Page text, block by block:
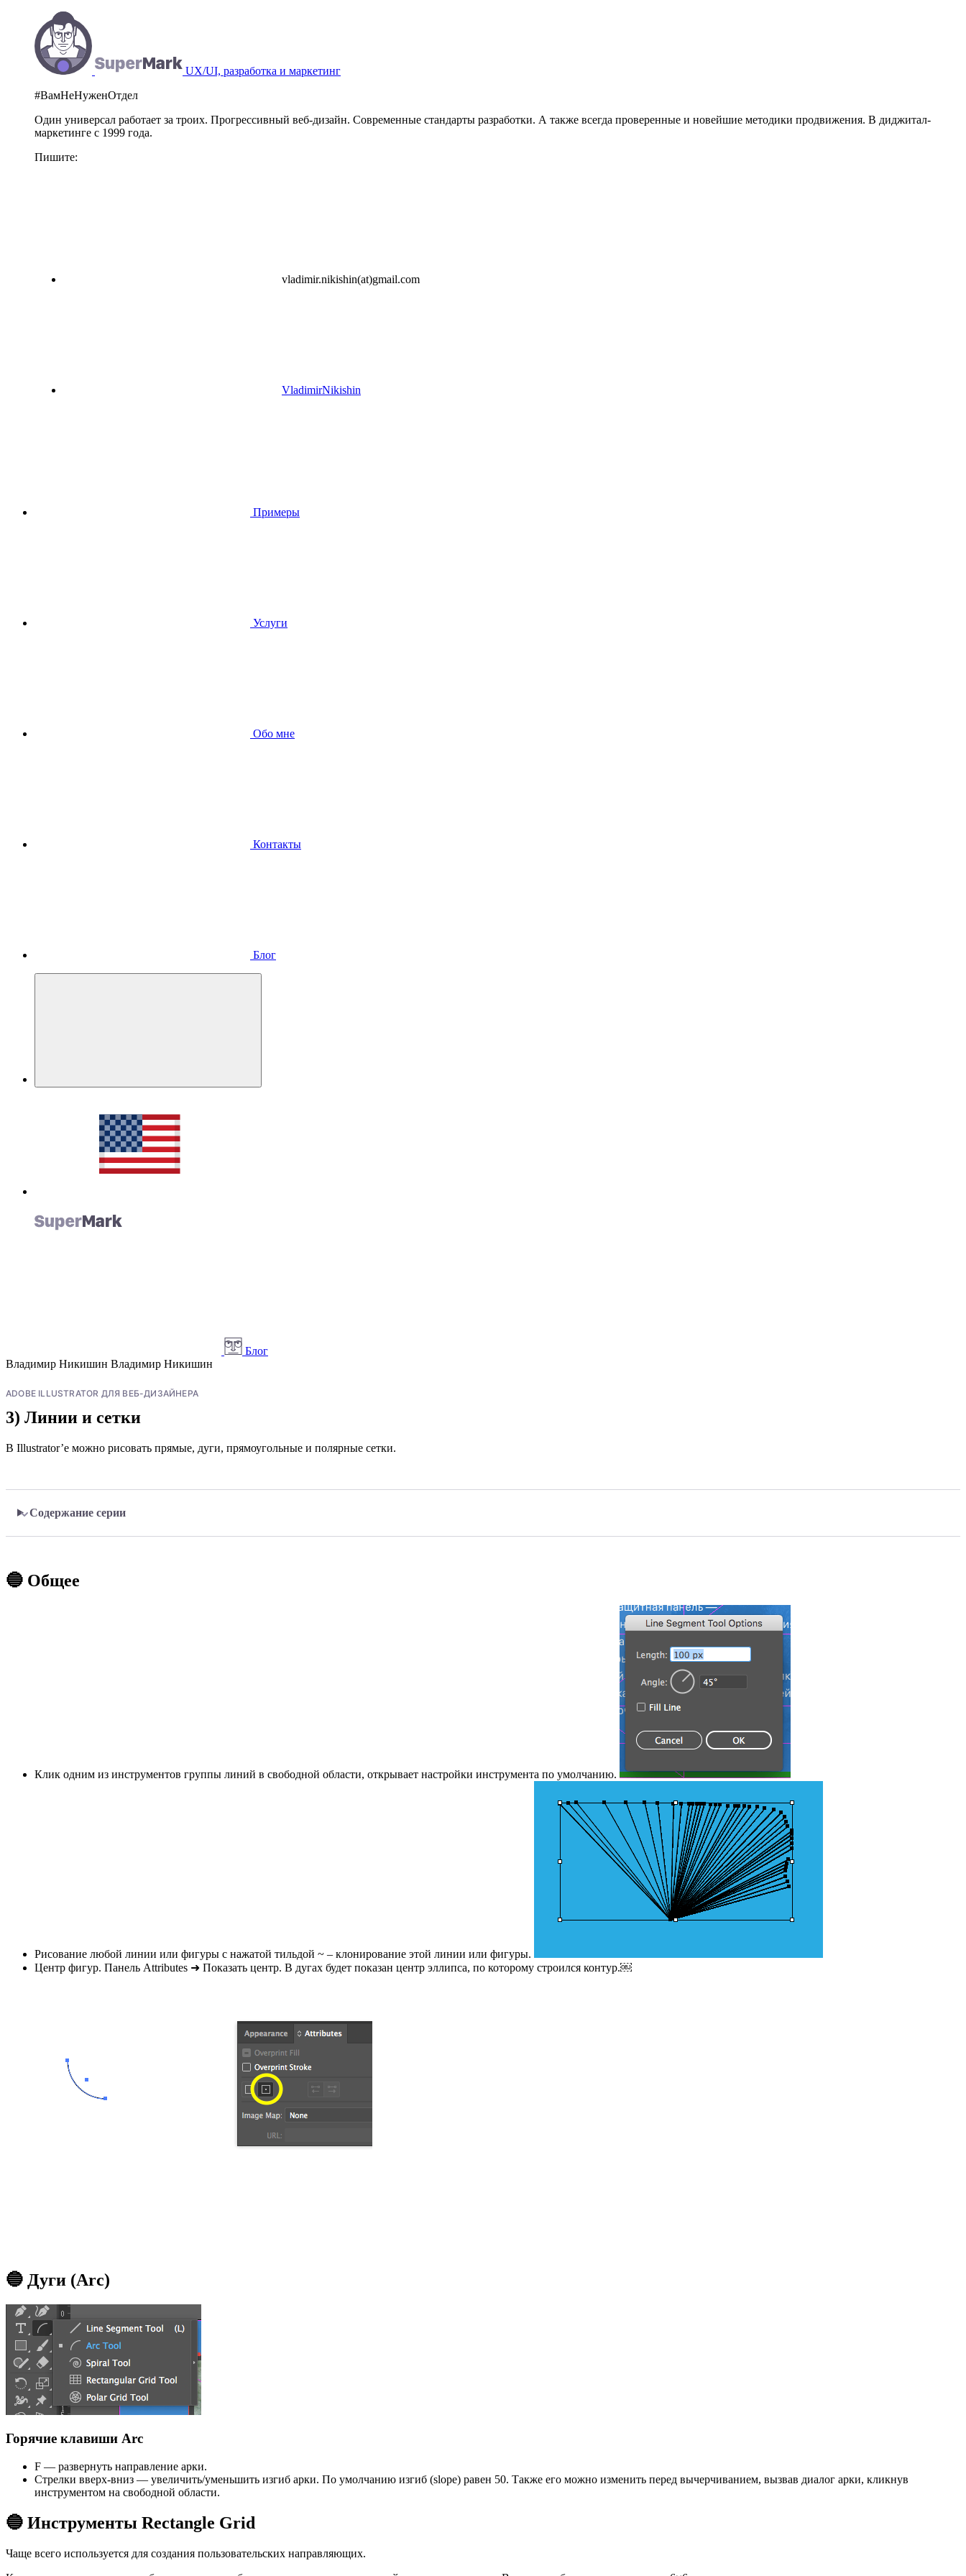
UX/UI, разработка и маркетинг
#ВамНеНуженОтдел
Один универсал работает за троих. Прогрессивный веб-дизайн. Современные стандарты разработки. А также всегда проверенные и новейшие методики продвижения. В диджитал-
маркетинге с 1999 года.
Пишите:
vladimir.nikishin(at)gmail.com
VladimirNikishin
Пpимеры
Услуги
Обо мне
Контакты
Блог
Блог
Владимир Никишин Владимир Никишин
ADOBE ILLUSTRATOR ДЛЯ ВЕБ-ДИЗАЙНЕРА
3) Линии и сетки
В Illustrator’е можно рисовать прямые, дуги, прямоугольные и полярные сетки.
Содержание серии
🔵 Общее
Клик одним из инструментов группы линий в свободной области, открывает настройки инструмента по умолчанию.
Рисование любой линии или фигуры с нажатой тильдой ~ – клонирование этой линии или фигуры.
Центр фигур. Панель Attributes ➜ Показать центр. В дугах будет показан центр эллипса, по которому строился контур.￼
🔵 Дуги (Arc)
Горячие клавиши Arc
F — развернуть направление арки.
Стрелки вверх-вниз — увеличить/уменьшить изгиб арки. По умолчанию изгиб (slope) равен 50. Также его можно изменить перед вычерчиванием, вызвав диалог арки, кликнув
инструментом на свободной области.
🔵 Инструменты Rectangle Grid
Чаще всего используется для создания пользовательских направляющих.